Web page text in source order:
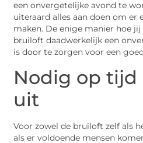
een onvergetelijke avond te
uiteraard alles aan doen om er
maken. De enige manier hoe
bruiloft daadwerkelijk een
is door te zorgen voor een
Nodig op tijd
uit
Voor zowel de bruiloft zelf als
als er voldoende mensen